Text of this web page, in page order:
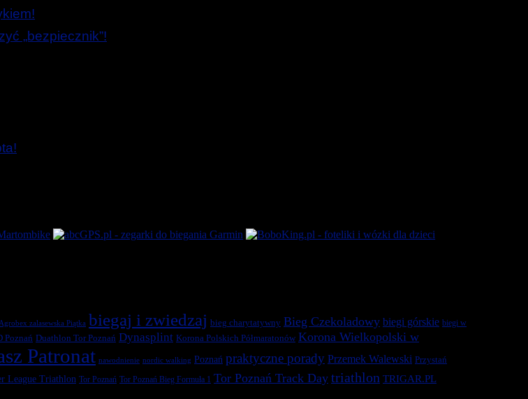
„bezpiecznik”!
zalasewska Piątka biegaj i zwiedzaj bieg charytatywny Bieg Czekoladowy biegi górskie biegi w
Poznań Duathlon Tor Poznań Dynasplint Korona Polskich Półmaratonów Korona Wielkopolski w
Patronat nawodnienie nordic walking Poznań praktyczne porady Przemek Walewski Przystań
League Triathlon Tor Poznań Tor Poznań Bieg Formuła 1 Tor Poznań Track Day triathlon TRIGAR.PL